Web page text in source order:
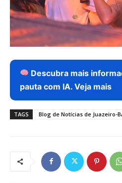
Descubra mais
pauta com IA. Veja mais
TAGS Blog de Notícias de Juazeiro-